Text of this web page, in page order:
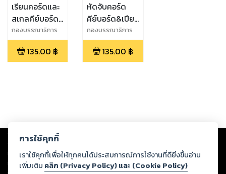
เรียนคอร์ดและ
สเกลคีย์บอร์ด/
เปียโน (พร้อม
วิดีโอ)
กองบรรณาธิการ
สำนักพิมพ์เอ็มไอ
เอส 135.00 ฿
หัดจับคอร์ด
คีย์บอร์ด&เปีย
โน (พร้อม
วิดีโอ)
กองบรรณาธิการ
สำนักพิมพ์เอ็มไอ
เอส 135.00 ฿
Copyright © 2026
ต่อผลงานหรือเนื้อหาใดที่อัปโหลดผ่านเว็บไซต์และปรากฏว่าละเมิดสิทธิใน
ทรัพย์สินทางปัญญาของบุคคลอื่นหรือขัดต่อกฎหมายและศีลธรรม ดังนั้น ผู้อ่าน
ทุกท่านโปรดใช้วิจารณญาณในการกลั่นกรองด้วยตนเอง และหากท่านพบว่าส่วน
การใช้คุกกี้
เราใช้คุกกี้เพื่อให้ทุกคนได้ประสบการณ์การใช้งานที่ดียิ่งขึ้นอ่าน
เพิ่มเติม คลิก (Privacy Policy) และ (Cookie Policy)